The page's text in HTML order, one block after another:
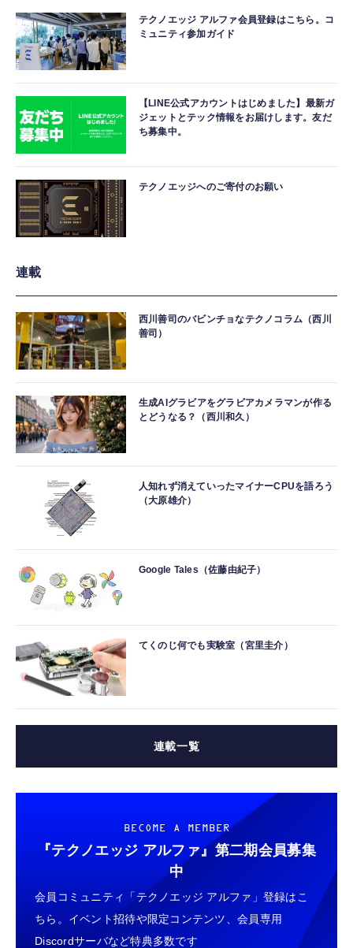
テクノエッジ アルファ会員登録はこちら。コ
ミュニティ参加ガイド
【LINE公式アカウントはじめました】最新ガ
ジェットとテック情報をお届けします。友だ
ち募集中。
テクノエッジへのご寄付のお願い
連載
西川善司のバビンチョなテクノコラム（西川
善司）
生成AIグラビアをグラビアカメラマンが作る
とどうなる？（西川和久）
人知れず消えていったマイナーCPUを語ろう
（大原雄介）
Google Tales（佐藤由紀子）
てくのじ何でも実験室（宮里圭介）
連載一覧
BECOME A MEMBER
『テクノエッジ アルファ』 第二期会員募集
中
会員コミュニティ「テクノエッジ アルファ」登録はこ
ちら。イベント招待や限定コンテンツ、会員専用
Discordサーバなど特典多数です